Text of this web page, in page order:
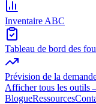
Inventaire ABC
Tableau de bord des
Prévision de la
Afficher tous les outils
BlogueRessources